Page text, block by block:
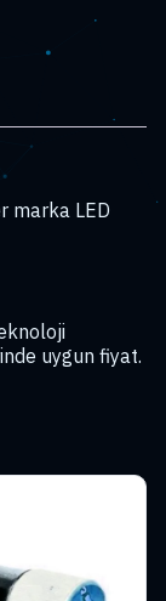
LED
uygun fiyat.